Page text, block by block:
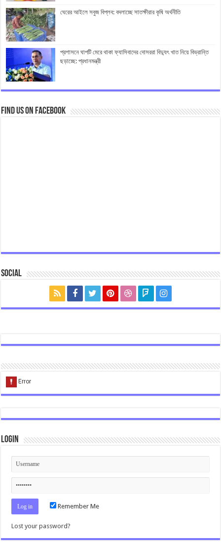
ঘেরের আইলে সবুজ বিপ্লব: বদলাচ্ছে সাতক্ষীরার কৃষি অর্থনীতি
প্রশাসনে ঘাপটি মেরে থাকা ফ্যাসিবাদের দোসররা বিদ্যুৎ খাত নিয়ে বিভ্রান্তি
ছড়াচ্ছে: প্রধানমন্ত্রী
Find us on Facebook
Social
Login
Remember Me
Lost your password?